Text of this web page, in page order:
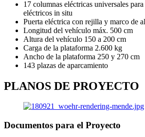
17 columnas eléctricas universales
eléctricos in situ
Puerta eléctrica con rejilla y marco de
Longitud del vehículo máx. 500 cm
Altura del vehículo 150 a 200 cm
Carga de la plataforma 2.600 kg
Ancho de la plataforma 250 y 270 cm
143 plazas de aparcamiento
PLANOS DE PROYECTO
Documentos para el Proyecto